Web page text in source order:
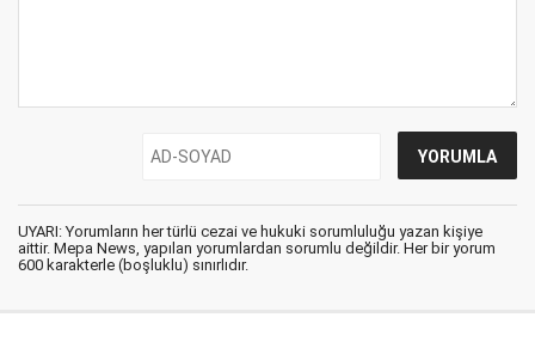
UYARI: Yorumların her türlü cezai ve hukuki sorumluluğu yazan kişiye
aittir. Mepa News, yapılan yorumlardan sorumlu değildir. Her bir yorum
600 karakterle (boşluklu) sınırlıdır.